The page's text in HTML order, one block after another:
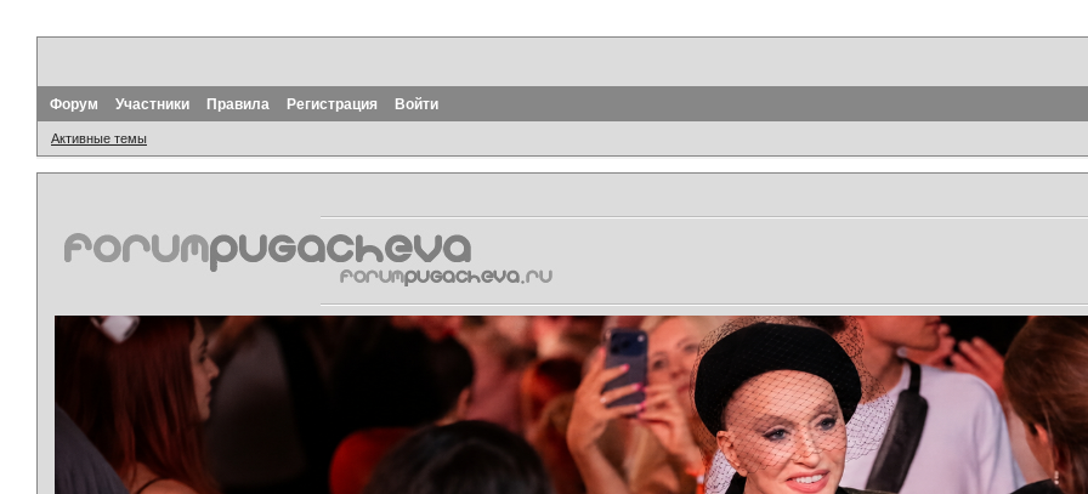
Форум Участники Правила Регистрация Войти
Активные темы